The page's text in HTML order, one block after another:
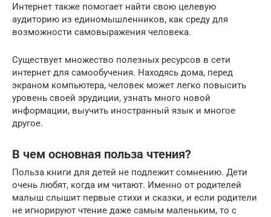
Интернет также помогает найти свою целевую
аудиторию из единомышленников, как среду для
возможности самовыражения человека.
Существует множество полезных ресурсов в сети
интернет для самообучения. Находясь дома, перед
экраном компьютера, человек может легко повысить
уровень своей эрудиции, узнать много новой
информации, выучить иностранный язык и многое
другое.
В чем основная польза чтения?
Польза книги для детей не подлежит сомнению. Дети
очень любят, когда им читают. Именно от родителей
малыш слышит первые стихи и сказки, и если родители
не игнорируют чтение даже самым маленьким, то с